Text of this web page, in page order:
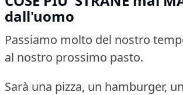
dall'uomo
Passiamo molto del nostro
al nostro prossimo pasto.
Sarà una pizza, un hamburger,